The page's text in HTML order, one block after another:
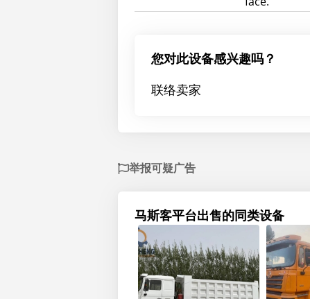
您对此设备感兴趣吗？
联络卖家
举报可疑广告
马斯客平台出售的同类设备